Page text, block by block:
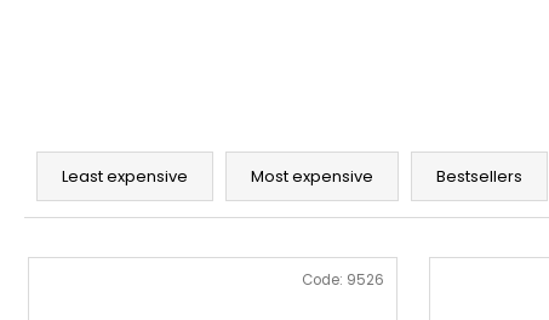
P
o
Least expensive Most expensive Bestsellers
L
Code: 9526